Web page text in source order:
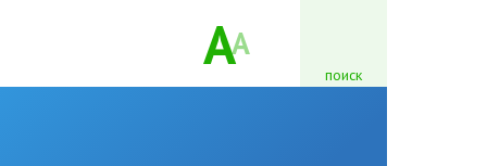
AA
поиск